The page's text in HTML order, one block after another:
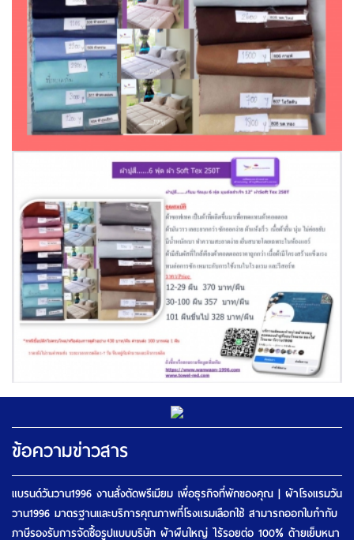
ข้อความข่าวสาร
แบรนด์วันวาน1996 งานสั่งตัดพรีเมียม เพื่อธุรกิจที่พักของคุณ | ผ้าโรงแรมวัน
วาน1996 มาตรฐานและบริการคุณภาพที่โรงแรมเลือกใช้ สามารถออกใบกำกับ
ภาษีรองรับการจัดซื้อรูปแบบบริษัท ผ้าผืนใหญ่ ไร้รอยต่อ 100% ด้ายเย็บหนา